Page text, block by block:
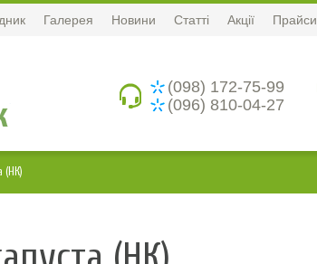
Галерея Новини Статті Акції Прайси
(098) 172-75-99
(096) 810-04-27
(НК)